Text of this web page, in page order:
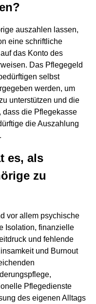
auszahlen lassen,
eine schriftliche
das Konto des
Das Pflegegeld
selbst
werden, um
unterstützen und die
dass die Pflegekasse
die Auszahlung
es, als
zu
vor allem psychische
Isolation, finanzielle
und fehlende
und Burnout
Pflegedienste
des eigenen Alltags